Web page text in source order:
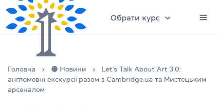
Обрати курс
Головна 🟠 Новини
Let’s Talk About Art 3.0:
англомовні екскурсії разом з Cambridge.ua та Мистецьким
арсеналом